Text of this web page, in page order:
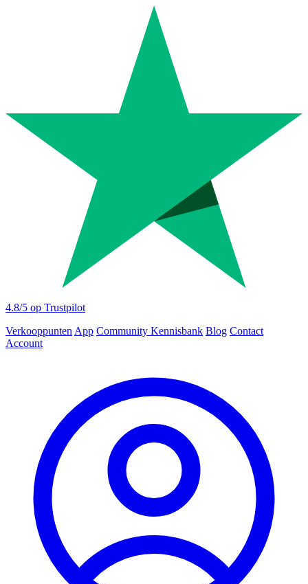
4.8/5 op Trustpilot
Verkooppunten App Community Kennisbank Blog Contact
Account